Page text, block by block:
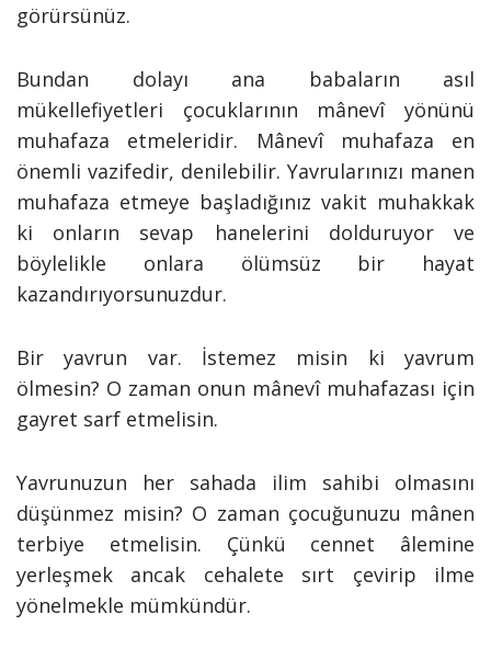
görürsünüz.
Bundan dolayı ana babaların asıl
mükellefiyetleri çocuklarının mânevî yönünü
muhafaza etmeleridir. Mânevî muhafaza en
önemli vazifedir, denilebilir. Yavrularınızı manen
muhafaza etmeye başladığınız vakit muhakkak
ki onların sevap hanelerini dolduruyor ve
böylelikle onlara ölümsüz bir hayat
kazandırıyorsunuzdur.
Bir yavrun var. İstemez misin ki yavrum
ölmesin? O zaman onun mânevî muhafazası için
gayret sarf etmelisin.
Yavrunuzun her sahada ilim sahibi olmasını
düşünmez misin? O zaman çocuğunuzu mânen
terbiye etmelisin. Çünkü cennet âlemine
yerleşmek ancak cehalete sırt çevirip ilme
yönelmekle mümkündür.